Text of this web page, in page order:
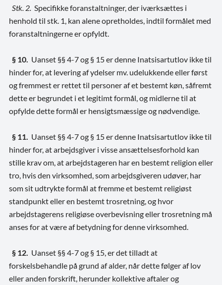
Stk. 2. Specifikke foranstaltninger, der iværksættes i
henhold til stk. 1, kan alene opretholdes, indtil formålet med
foranstaltningerne er opfyldt
§ 10. Uanset §§ 4-7 og § 15 er denne Inatsisartutlov ikke til
hinder for, at levering af ydelser mv. udelukkende eller først
og fremmest er rettet til personer af et bestemt køn, såfremt
dette er begrundet i et legitimt formål, og midlerne til at
opfylde dette formål er hensigtsmæssige og nødvendige.
§ 11
Uanset §§ 4-7 og § 15 er denne Inatsisartutlov ikke til
hinder for, at arbejdsgiver i visse ansættelsesforhold kan
stille krav om, at arbejdstageren har en bestemt religion eller
tro, hvis den virksomhed, som arbejdsgiveren udøver, har
som sit udtrykte formål at fremme et bestemt religiøst
standpunkt eller en bestemt trosretning, og hvor
arbejdstagerens religiøse overbevisning eller trosretning må
anses for at være af betydning for denne virksomhed.
§ 12. Uanset §§ 4-7 og § 15, er det tilladt at
forskelsbehandle på grund af alder, når dette følger af lov
eller anden forskrift, herunder kollektive aftaler og